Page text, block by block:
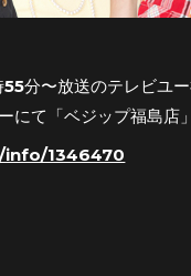
分〜放送のテレビユ
にて「ベジップ福島店
1346470